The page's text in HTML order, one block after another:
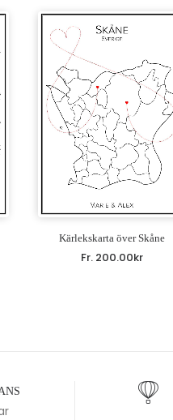
Kärlekskarta över Skåne
Fr. 200.00kr